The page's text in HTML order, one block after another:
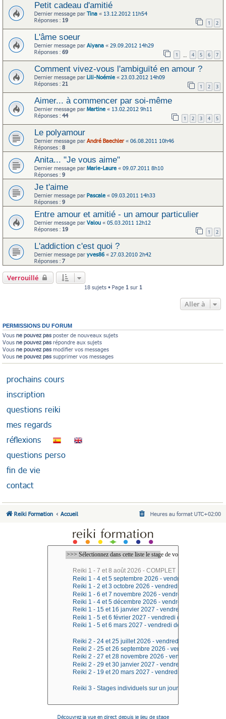
Petit cadeau d'amitié
Dernier message par Tina « 13.12.2012 11h54
Réponses : 19 1 2
L'âme soeur
Dernier message par Aiyana « 29.09.2012 14h29
Réponses : 69 1 4 5 6 7
Comment vivez-vous l'ambiguïté en amour ?
Dernier message par Lili-Noémie « 23.03.2012 14h09
Réponses : 21 1 2 3
Aimer... à commencer par soi-même
Dernier message par Martine « 13.02.2012 9h11
Réponses : 44 1 2 3 4 5
Le polyamour
Dernier message par André Baechler« 06.08.2011 10h46
Réponses : 8
Anita... "Je vous aime"
Dernier message par Marie-Laure « 09.07.2011 8h10
Réponses : 9
Je t'aime
Dernier message par Pascale « 09.03.2011 14h33
Réponses : 9
Entre amour et amitié - un amour particulier
Dernier message par Valou « 05.03.2011 12h12
Réponses : 19 1 2
L'addiction c'est quoi ?
Dernier message par yves86 « 27.03.2010 2h42
Réponses : 7
Verrouillé
18 sujets • Page 1sur 1
Aller à
PERMISSIONS DU FORUM
Vous ne pouvez pas poster de nouveaux sujets
Vous ne pouvez pas répondre aux sujets
Vous ne pouvez pas modifier vos messages
Vous ne pouvez pas supprimer vos messages
prochains cours
inscription
questions reiki
mes regards
réflexions
questions perso
fin de vie
contact
Reiki Formation Accueil Heures au format UTC+02:00
Découvrez la vue en direct depuis le lieu de stage